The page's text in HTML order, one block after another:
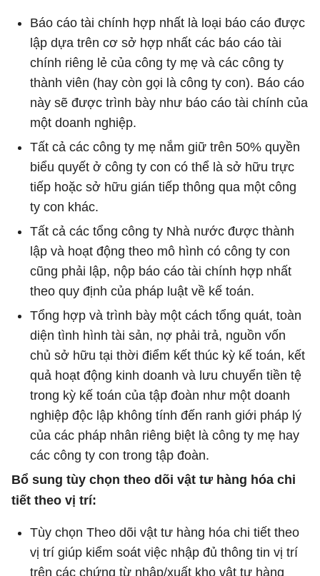
Báo cáo tài chính hợp nhất là loại báo cáo được
lập dựa trên cơ sở hợp nhất các báo cáo tài
chính riêng lẻ của công ty mẹ và các công ty
thành viên (hay còn gọi là công ty con). Báo cáo
này sẽ được trình bày như báo cáo tài chính của
một doanh nghiệp.
Tất cả các công ty mẹ nắm giữ trên 50% quyền
biểu quyết ở công ty con có thể là sở hữu trực
tiếp hoặc sở hữu gián tiếp thông qua một công
ty con khác.
Tất cả các tổng công ty Nhà nước được thành
lập và hoạt động theo mô hình có công ty con
cũng phải lập, nộp báo cáo tài chính hợp nhất
theo quy định của pháp luật về kế toán.
Tổng hợp và trình bày một cách tổng quát, toàn
diện tình hình tài sản, nợ phải trả, nguồn vốn
chủ sở hữu tại thời điểm kết thúc kỳ kế toán, kết
quả hoạt động kinh doanh và lưu chuyển tiền tệ
trong kỳ kế toán của tập đoàn như một doanh
nghiệp độc lập không tính đến ranh giới pháp lý
của các pháp nhân riêng biệt là công ty mẹ hay
các công ty con trong tập đoàn.
Bổ sung tùy chọn theo dõi vật tư hàng hóa chi
tiết theo vị trí:
Tùy chọn Theo dõi vật tư hàng hóa chi tiết theo
vị trí giúp kiểm soát việc nhập đủ thông tin vị trí
trên các chứng từ nhập/xuất kho vật tư hàng